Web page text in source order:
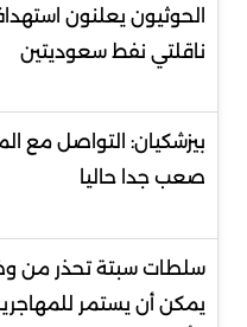
الحوثيون يعلنون
ناقلتي نفط سعوديتين
بيزشكيان: التواصل مع
صعب جدا حاليا
سلطات سبتة تحذر من
يمكن أن يستمر